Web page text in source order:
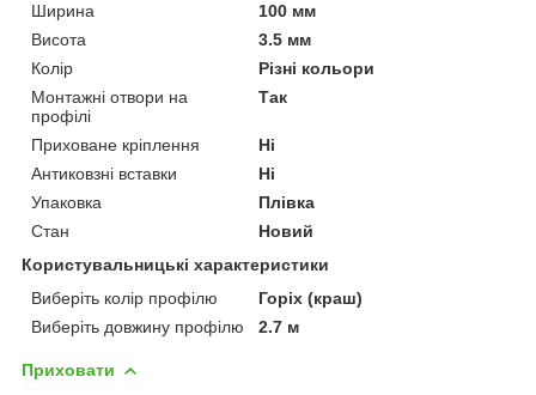
Ширина
100 мм
Висота
3.5 мм
Колір
Різні кольори
Монтажні отвори на
профілі
Так
Приховане кріплення
Ні
Антиковзні вставки
Ні
Упаковка
Плівка
Стан
Новий
Користувальницькі характеристики
Виберіть колір профілю
Горіх (краш)
Виберіть довжину профілю
2.7 м
Приховати